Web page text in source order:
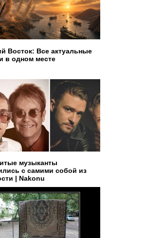
Восток: Все актуальные
в одном месте
музыканты
с самими собой из
| Nakonu